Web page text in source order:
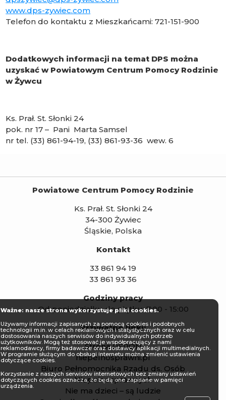
www.dps-zywiec.com
Telefon do kontaktu z Mieszkańcami: 721-151-900
Dodatkowych informacji na temat DPS można
uzyskać w Powiatowym Centrum Pomocy Rodzinie
w Żywcu
Ks. Prał. St. Słonki 24
pok. nr 17 – Pani Marta Samsel
nr tel. (33) 861-94-19, (33) 861-93-36 wew. 6
Powiatowe Centrum Pomocy Rodzinie
Ks. Prał. St. Słonki 24
34-300 Żywiec
Śląskie, Polska
Kontakt
33 861 94 19
33 861 93 36
Godziny pracy
Od poniedziałku do piątku: 7:00 - 15:00
Przydatne linki:
Strona PFRON
niepelnosprawni.pl
Biuro Pełnomocnika Rządu ds. Osób
Niepełnosprawnych
Nie ma dzieci – są ludzie
Ważne: nasze strona wykorzystuje pliki cookies.
Używamy informacji zapisanych za pomocą cookies i podobnych
technologii m.in. w celach reklamowych i statystycznych oraz w celu
dostosowania naszych serwisów do indywidualnych potrzeb
użytkowników. Mogą też stosować je współpracujący z nami
reklamodawcy, firmy badawcze oraz dostawcy aplikacji multimedialnych.
W programie służącym do obsługi internetu można zmienić ustawienia
dotyczące cookies.
Korzystanie z naszych serwisów internetowych bez zmiany ustawień
dotyczących cookies oznacza, że będą one zapisane w pamięci
urządzenia.